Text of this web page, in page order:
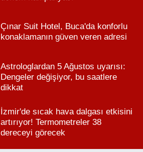
Çınar Suit Hotel, Buca'da konforlu
konaklamanın güven veren adresi
Astrologlardan 5 Ağustos uyarısı:
Dengeler değişiyor, bu saatlere
dikkat
İzmir'de sıcak hava dalgası etkisini
artırıyor! Termometreler 38
dereceyi görecek